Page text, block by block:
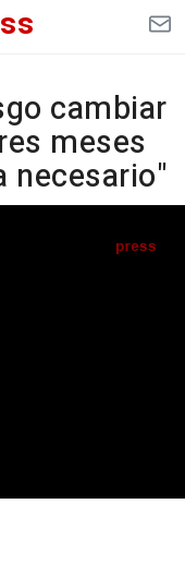
cambiar
meses
necesario"